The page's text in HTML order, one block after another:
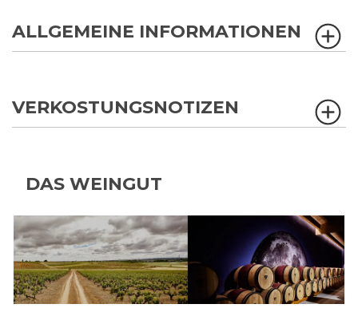
ALLGEMEINE INFORMATIONEN
VERKOSTUNGSNOTIZEN
DAS WEINGUT